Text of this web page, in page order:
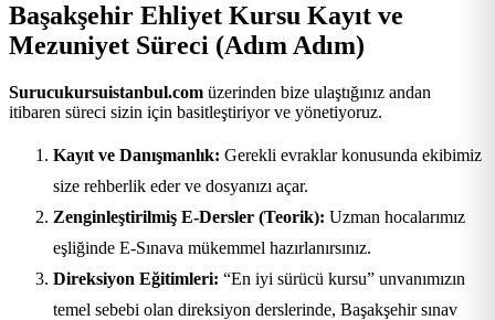
Başakşehir Ehliyet Kursu Kayıt ve
Mezuniyet Süreci (Adım Adım)
Surucukursuistanbul.com üzerinden bize ulaştığınız andan
itibaren süreci sizin için basitleştiriyor ve yönetiyoruz.
Kayıt ve Danışmanlık: Gerekli evraklar konusunda ekibimiz
size rehberlik eder ve dosyanızı açar.
Zenginleştirilmiş E-Dersler (Teorik): Uzman hocalarımız
eşliğinde E-Sınava mükemmel hazırlanırsınız.
Direksiyon Eğitimleri: “En iyi sürücü kursu” unvanımızın
temel sebebi olan direksiyon derslerinde, Başakşehir sınav